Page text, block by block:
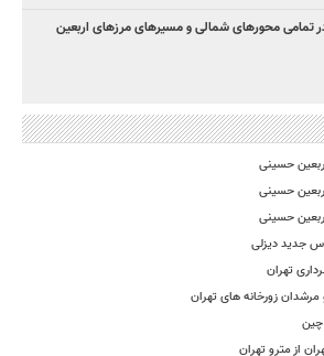
تمامی محورهای شمالی و مسیرهای مرزهای اربعین
حسینی
حسینی
حسینی
تهران
زورخانه های تهران
چین
از مترو تهران